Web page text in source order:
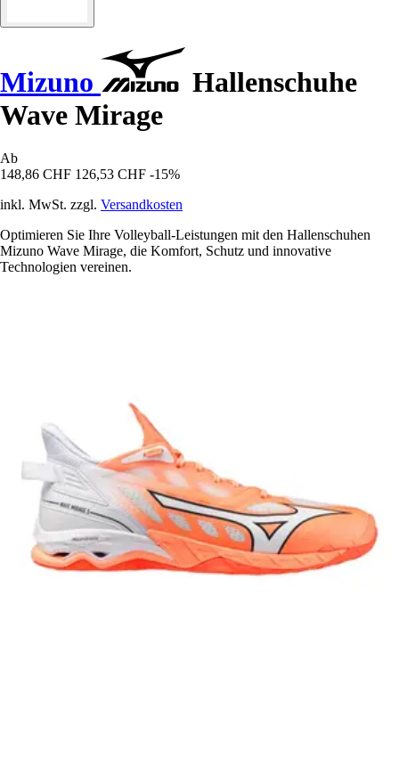
Mizuno
Hallenschuhe
Wave Mirage
Ab
148,86 CHF 126,53 CHF -15%
inkl. MwSt. zzgl. Versandkosten
Optimieren Sie Ihre Volleyball-Leistungen mit den Hallenschuhen
Mizuno Wave Mirage, die Komfort, Schutz und innovative
Technologien vereinen.